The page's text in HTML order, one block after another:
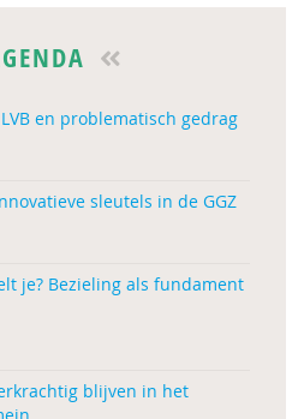
en problematisch gedrag
sleutels in de GGZ
je? Bezieling als fundament
blijven in het